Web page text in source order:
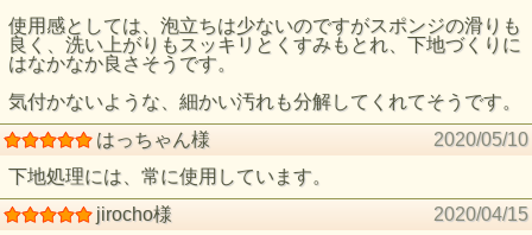
使用感としては、泡立ちは少ないのですがスポンジの滑りも
良く、洗い上がりもスッキリとくすみもとれ、下地づくりに
はなかなか良さそうです。
気付かないような、細かい汚れも分解してくれてそうです。
はっちゃん様
2020/05/10
下地処理には、常に使用しています。
jirocho様
2020/04/15